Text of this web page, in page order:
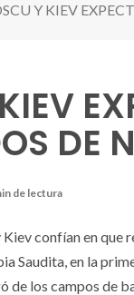
Y KIEV
DE
de lectura
confían en que
Saudita, en la
de los campos de